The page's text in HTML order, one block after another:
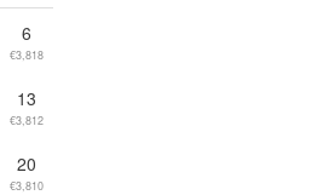
6
€3,818
13
€3,812
20
€3,810